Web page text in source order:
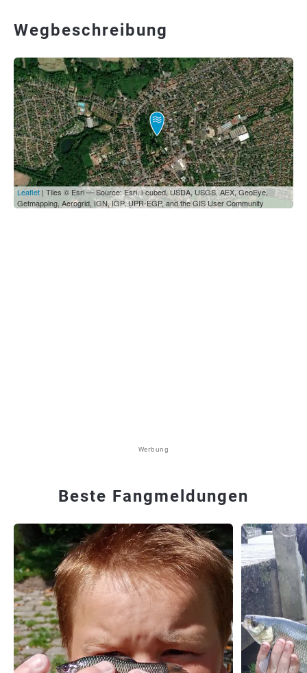
Wegbeschreibung
Leaflet | Tiles © Esri — Source: Esri, i-cubed, USDA, USGS, AEX, GeoEye,
Getmapping, Aerogrid, IGN, IGP, UPR-EGP, and the GIS User Community
Werbung
Beste Fangmeldungen